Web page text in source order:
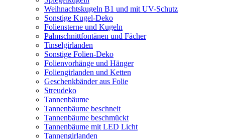
Weihnachtskugeln B1 und mit UV-Schutz
Sonstige Kugel-Deko
Foliensterne und Kugeln
Palmschnittfontänen und Fächer
Tinselgirlanden
Sonstige Folien-Deko
Folienvorhänge und Hänger
Foliengirlanden und Ketten
Geschenkbänder aus Folie
Streudeko
Tannenbäume
Tannenbäume beschneit
Tannenbäume beschmückt
Tannenbäume mit LED Licht
Tannengirlanden